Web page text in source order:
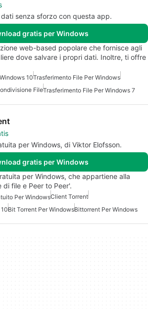
senza sforzo con questa app.
gratis per Windows
web-based popolare che fornisce agli
dove salvare i propri dati. Inoltre, ti offre
10Trasferimento File Per Windows
FileTrasferimento File Per Windows 7
per Windows, di Viktor Elofsson.
gratis per Windows
per Windows, che appartiene alla
file e Peer to Peer'.
Per WindowsClient Torrent
Bit Torrent Per WindowsBittorrent Per Windows